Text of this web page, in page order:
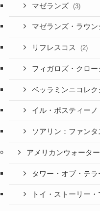
マゼランズ (3)
マゼランズ・ラウン
リフレスコス (2)
フィガロズ・クロー
ベッラミンニコレク
イル・ポスティー
ソアリン：ファン
アメリカンウォータ
タワー・オブ・テラ
トイ・ストーリー